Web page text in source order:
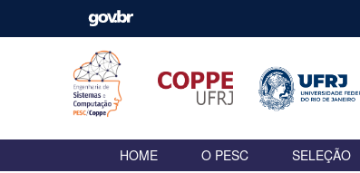
HOME O PESC SELEÇÃO